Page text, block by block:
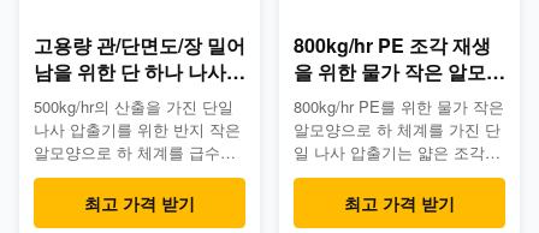
고용량 관/단면도/장 밀어
남을 위한 단 하나 나사
밀어남 기계
500kg/hr의 산출을 가진 단일
나사 압출기를 위한 반지 작은
알모양으로 하 체계를 급수하
십시오 고능률 단일 나사 압출
기의 이점: ; 에너지 소비는 보
다 적게 30%인 그러나, 일반적
최고 가격 받기
800kg/hr PE 조각 재생
을 위한 물가 작은 알모양
으로 하기 체계를 가진 단
일 나사 압출기
800kg/hr PE를 위한 물가 작은
알모양으로 하 체계를 가진 단
일 나사 압출기는 얇은 조각이
되어 재생하 회사 이점: 1. 당
신의 필요조건에 빠른 응답 당
신의 신청에 따라 2개의 다른
최고 가격 받기